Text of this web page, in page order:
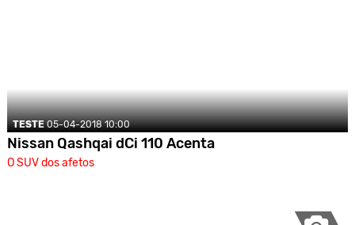
TESTE 05-04-2018 10:00
Nissan Qashqai dCi 110 Acenta
O SUV dos afetos